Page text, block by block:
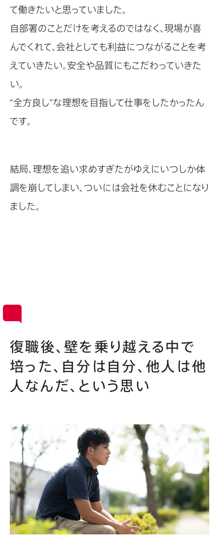
て働きたいと思っていました。
自部署のことだけを考えるのではなく、現場が喜
んでくれて、会社としても利益につながることを考
えていきたい。安全や品質にもこだわっていきた
い。
“全方良し”な理想を目指して仕事をしたかったん
です。
結局、理想を追い求めすぎたがゆえにいつしか体
調を崩してしまい、ついには会社を休むことになり
ました。
復職後、壁を乗り越える中で
培った、自分は自分、他人は他
人なんだ、という思い